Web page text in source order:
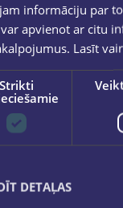
informāciju par
apvienot ar citu
Lasīt
Strikti
DETAĻAS